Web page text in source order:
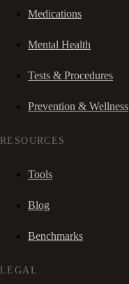
Medications
Mental Health
Tests & Procedures
Prevention & Wellness
RESOURCES
Tools
Blog
Benchmarks
LEGAL